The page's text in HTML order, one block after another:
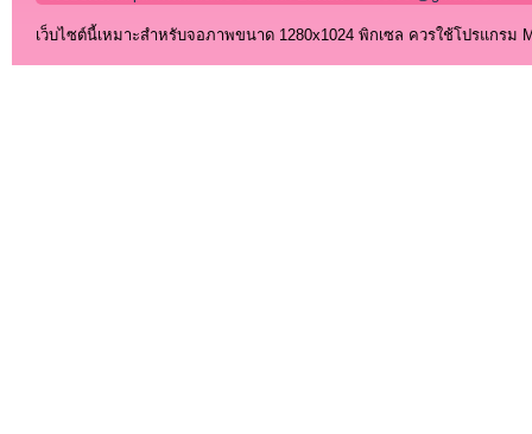
เว็บไซต์นี้เหมาะสำหรับจอภาพขนาด 1280x1024 พิกเซล ควรใช้โปรแกรม